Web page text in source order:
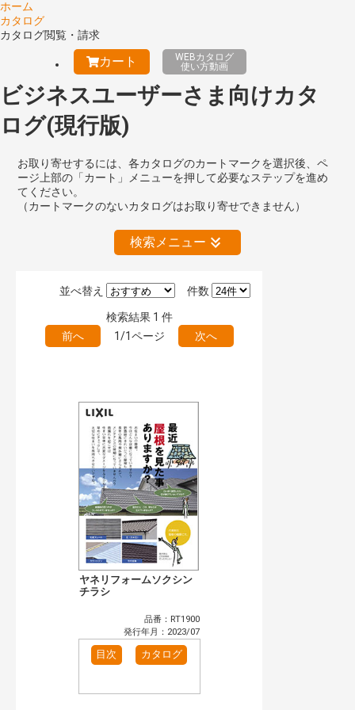
ホーム
カタログ
カタログ閲覧・請求
カート
WEBカタログ
使い方動画
ビジネスユーザーさま向けカタ
ログ(現行版)
お取り寄せするには、各カタログのカートマークを選択後、ペ
ージ上部の「カート」メニューを押して必要なステップを進め
てください。
（カートマークのないカタログはお取り寄せできません）
検索メニュー
絞り込みの解除
キーワード検索（あいまい）
おすすめハッシュタグ
まずはここから（1）
施工イメージ・アイデア集（1）
リフォームおすすめ（5）
省エネ住宅関連（4）
カテゴリー
窓・シャッター（4）
玄関ドア・引戸（7）
インテリア建材（7）
エクステリア（3）
タイル建材（4）
小型電気温水器（1）
水栓金具（3）
太陽光発電・屋根・外壁（1）
発行年で検索
件数
並べ替え
検索結果 1 件
前へ
1/1ページ 次へ
ヤネリフォームソクシン
チラシ
品番：RT1900
発行年月：2023/07
目次 カタログ